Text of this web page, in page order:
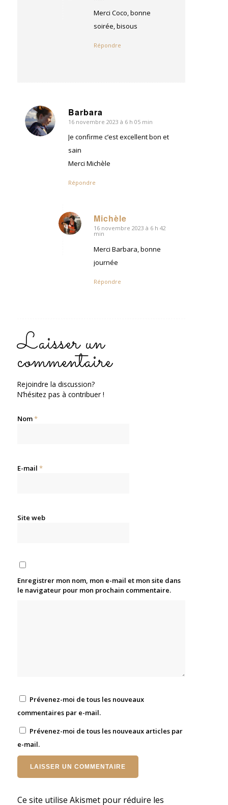
Merci Coco, bonne
soirée, bisous
Répondre
Barbara
dit
:
16 novembre 2023 à 6 h 05 min
Je confirme c’est excellent bon et
sain
Merci Michèle
Répondre
Michèle
dit
16 novembre 2023 à 6 h 42
min
Merci Barbara, bonne
journée
Répondre
Laisser un
commentaire
Rejoindre la discussion?
N’hésitez pas à contribuer !
Nom*
E-mail *
Site web
Enregistrer mon nom, mon e-mail et mon site dans
le navigateur pour mon prochain commentaire.
Prévenez-moi de tous les nouveaux
commentaires par e-mail.
Prévenez-moi de tous les nouveaux articles par
e-mail.
Ce site utilise Akismet pour réduire les